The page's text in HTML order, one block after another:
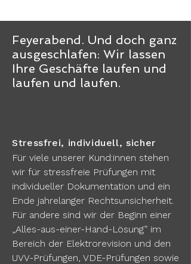
Feyerabend. Und doch ganz
ausgeschlafen: Wir lassen
Ihre Geschäfte laufen und
laufen und laufen.
Stressfrei, individuell, sicher
Für viele unserer Kund:innen stehen
wir für stressfreie Prüfungen mit
individueller Dokumentation und ein
Ende jahrelanger Rechtsunsicherheit.
Für andere sind wir der Beginn einer
„Alles-aus-einer-Hand-Lösung” im
Bereich der Elektrorevision und den
UVV-Prüfungen, VDE-Prüfungen sowie